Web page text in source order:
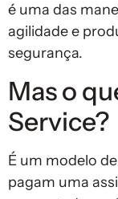
é uma das
agilidade e
segurança.
Mas o
Service?
É um modelo
pagam uma